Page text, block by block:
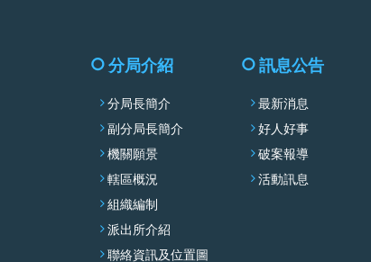
分局介紹
分局長簡介
副分局長簡介
機關願景
轄區概況
組織編制
派出所介紹
聯絡資訊及位置圖
訊息公告
最新消息
好人好事
破案報導
活動訊息